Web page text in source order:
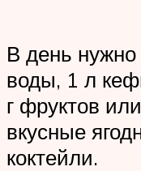
В день
воды, 1 л
г фруктов
вкусные
коктейли.